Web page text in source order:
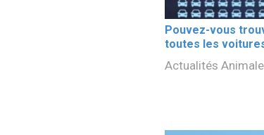
Pouvez-vous
toutes les
Actualités